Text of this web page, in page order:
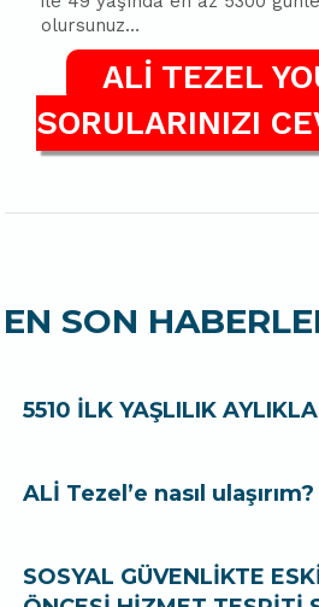
olursunuz…
ALİ TEZEL
SORULARINIZI
EN SON
5510 İLK YAŞLILIK
ALİ Tezel’e nasıl ulaşırım?
SOSYAL GÜVENLİKTE